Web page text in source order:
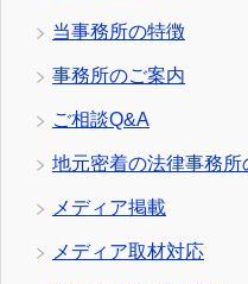
当事務所の特徴
事務所のご案内
ご相談Q&A
地元密着の法律事務所
メディア掲載
メディア取材対応